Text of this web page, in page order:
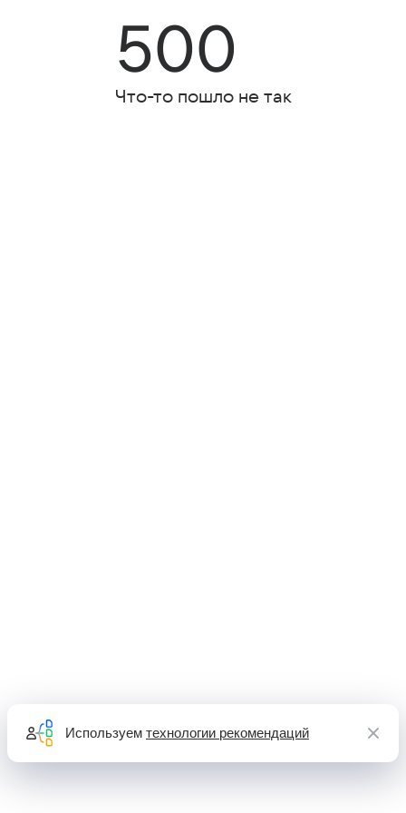
500
Что-то пошло не так
Используем технологии рекомендаций